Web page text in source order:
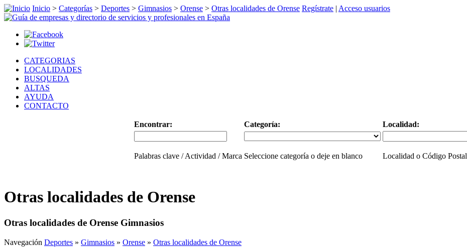
Inicio > Categorías > Deportes > Gimnasios > Orense > Otras localidades de Orense Regístrate | Acceso usuarios
CATEGORIAS
LOCALIDADES
BUSQUEDA
ALTAS
AYUDA
CONTACTO
Encontrar: Categoría: Localidad:
Palabras clave / Actividad / Marca Seleccione categoría o deje en blanco Localidad o Código Postal
Otras localidades de Orense
Otras localidades de Orense Gimnasios
Navegación Deportes » Gimnasios » Orense » Otras localidades de Orense